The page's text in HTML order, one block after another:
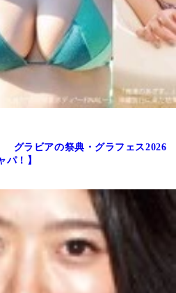
グラビアの祭典・グラフェス2026
パ！】